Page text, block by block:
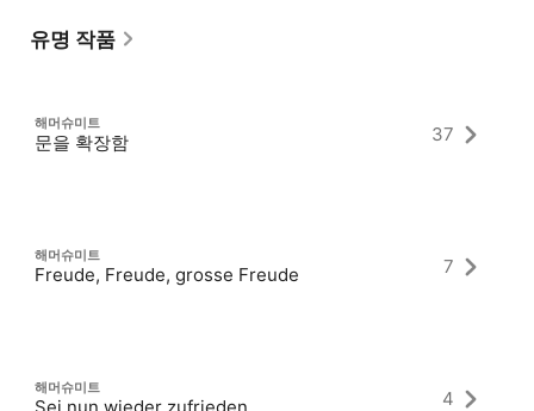
유명 작품
해머슈미트
문을 확장함 37
해머슈미트
Freude, Freude, grosse Freude 7
해머슈미트 4